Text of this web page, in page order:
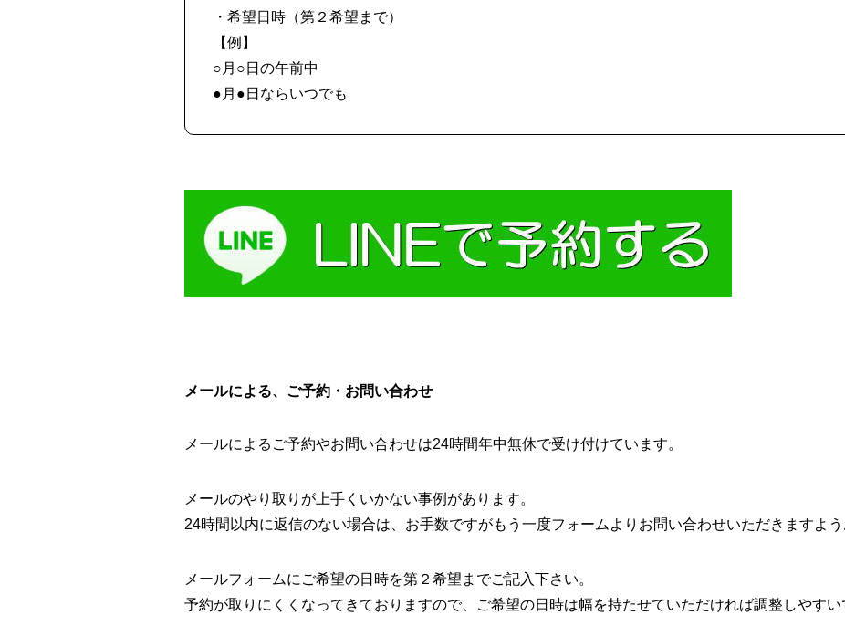
・希望日時（第２希望まで）
【例】
○月○日の午前中
●月●日ならいつでも
メールによる、ご予約・お問い合わせ
メールによるご予約やお問い合わせは24時間年中無休で受け付けています。
メールのやり取りが上手くいかない事例があります。
24時間以内に返信のない場合は、お手数ですがもう一度フォームよりお問い合わせいただきますよう
メールフォームにご希望の日時を第２希望までご記入下さい。
予約が取りにくくなってきておりますので、ご希望の日時は幅を持たせていただければ調整しやすい